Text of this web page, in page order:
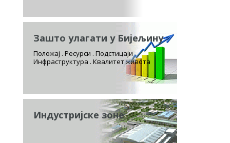
Зашто улагати у Бијељину
Положај . Ресурси . Подстицаји
Инфраструктура . Квалитет живота
Индустријске зоне